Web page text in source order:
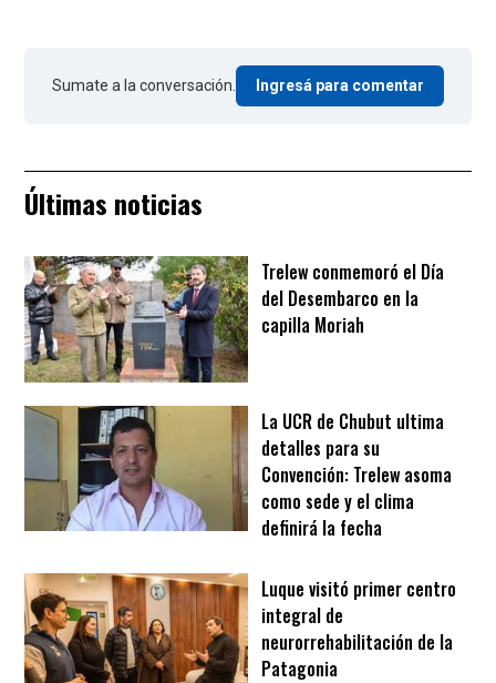
Sumate a la conversación. Ingresá para comentar
Últimas noticias
Trelew conmemoró el Día
del Desembarco en la
capilla Moriah
La UCR de Chubut ultima
detalles para su
Convención: Trelew asoma
como sede y el clima
definirá la fecha
Luque visitó primer centro
integral de
neurorrehabilitación de la
Patagonia